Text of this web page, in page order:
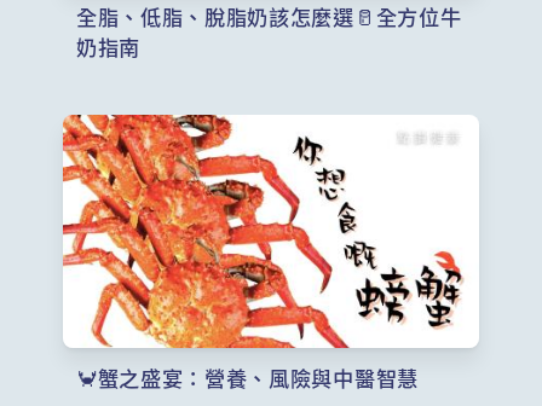
全脂、低脂、脫脂奶該怎麼選🥛全方位牛
奶指南
🦀蟹之盛宴：營養、風險與中醫智慧